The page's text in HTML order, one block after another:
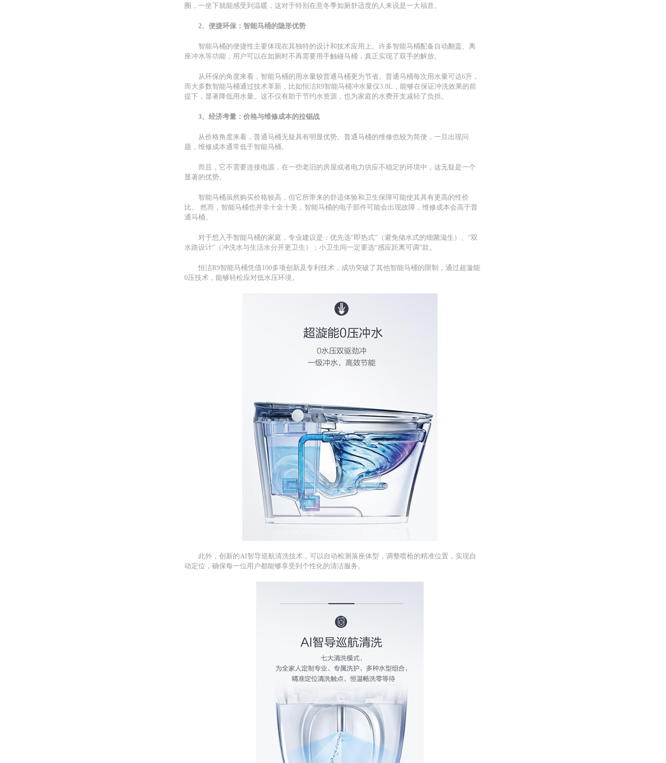
圈，一坐下就能感受到温暖，这对于特别在意冬季如厕舒适度的人来说是一大福音。
2、便捷环保：智能马桶的隐形优势
智能马桶的便捷性主要体现在其独特的设计和技术应用上。许多智能马桶配备自动翻盖、离
座冲水等功能，用户可以在如厕时不再需要用手触碰马桶，真正实现了双手的解放。
从环保的角度来看，智能马桶的用水量较普通马桶更为节省。普通马桶每次用水量可达6升，
而大多数智能马桶通过技术革新，比如恒洁R9智能马桶冲水量仅3.8L，能够在保证冲洗效果的前
提下，显著降低用水量。这不仅有助于节约水资源，也为家庭的水费开支减轻了负担。
3、经济考量：价格与维修成本的拉锯战
从价格角度来看，普通马桶无疑具有明显优势。普通马桶的维修也较为简便，一旦出现问
题，维修成本通常低于智能马桶。
而且，它不需要连接电源，在一些老旧的房屋或者电力供应不稳定的环境中，这无疑是一个
显著的优势。
智能马桶虽然购买价格较高，但它所带来的舒适体验和卫生保障可能使其具有更高的性价
比。 然而，智能马桶也并非十全十美，智能马桶的电子部件可能会出现故障，维修成本会高于普
通马桶。
对于想入手智能马桶的家庭，专业建议是：优先选“即热式”（避免储水式的细菌滋生）、“双
水路设计”（冲洗水与生活水分开更卫生）；小卫生间一定要选“感应距离可调”款。
恒洁R9智能马桶凭借100多项创新及专利技术，成功突破了其他智能马桶的限制，通过超漩能
0压技术，能够轻松应对低水压环境。
此外，创新的AI智导巡航清洗技术，可以自动检测落座体型，调整喷枪的精准位置，实现自
动定位，确保每一位用户都能够享受到个性化的清洁服务。